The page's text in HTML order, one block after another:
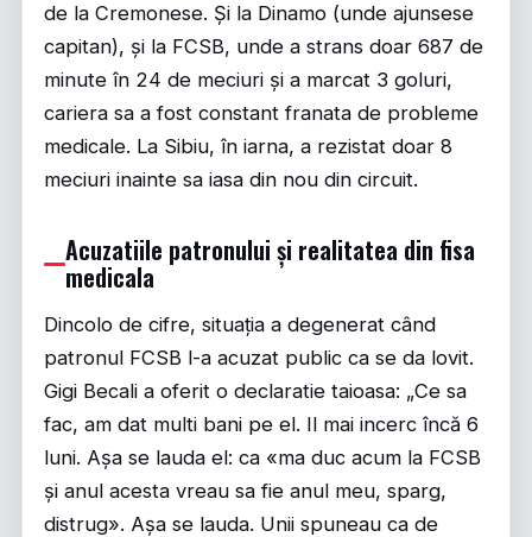
de la Cremonese. Și la Dinamo (unde ajunsese
capitan), și la FCSB, unde a strans doar 687 de
minute în 24 de meciuri și a marcat 3 goluri,
cariera sa a fost constant franata de probleme
medicale. La Sibiu, în iarna, a rezistat doar 8
meciuri inainte sa iasa din nou din circuit.
Acuzatiile patronului și realitatea din fisa
medicala
Dincolo de cifre, situația a degenerat când
patronul FCSB l-a acuzat public ca se da lovit.
Gigi Becali a oferit o declaratie taioasa: „Ce sa
fac, am dat multi bani pe el. Il mai incerc încă 6
luni. Așa se lauda el: ca «ma duc acum la FCSB
și anul acesta vreau sa fie anul meu, sparg,
distrug». Așa se lauda. Unii spuneau ca de